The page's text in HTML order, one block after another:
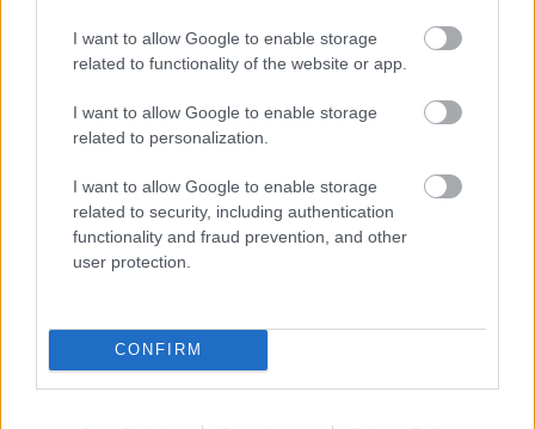
I want to allow Google to enable storage
related to functionality of the website or app.
I want to allow Google to enable storage
related to personalization.
I want to allow Google to enable storage
related to security, including authentication
functionality and fraud prevention, and other
user protection.
CONFIRM
Najčítanejšie Za týždeň Za mesiac
Deti odrástli, rodičia majú bývanie presne podľa
seba. V novom dome je všetko pre ich život i
Žije pri lese, chová sliepky a uspáva ju rieka.
Miestni remeselníci vytvorili bývanie, ktoré vyzerá
ako malý raj